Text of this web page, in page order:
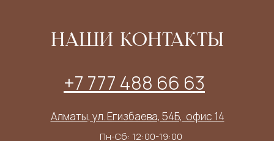
НАШИ КОНТАКТЫ
+7 777 488 66 63
Алматы, ул. Егизбаева, 54Б, ​ офис 14
Пн-Сб: 12:00-19:00